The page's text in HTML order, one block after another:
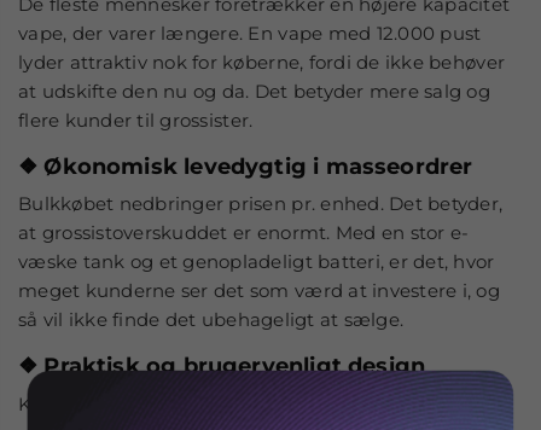
vape, der varer længere. En vape med 12.000 pust
lyder attraktiv nok for køberne, fordi de ikke behøver
at udskifte den nu og da. Det betyder mere salg og
flere kunder til grossister.
❖ Økonomisk levedygtig i masseordrer
Bulkkøbet nedbringer prisen pr. enhed. Det betyder,
at grossistoverskuddet er enormt. Med en stor e-
væske tank og et genopladeligt batteri, er det, hvor
meget kunderne ser det som værd at investere i, og
så vil ikke finde det ubehageligt at sælge.
❖ Praktisk og brugervenligt design
Kunderne behøver ikke at trykke på nogen knapper